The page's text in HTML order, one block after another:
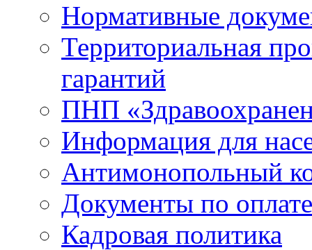
Нормативные
Территориальная
гарантий
ПНП
Информация для
Антимонопольный
Документы по
Кадровая политика